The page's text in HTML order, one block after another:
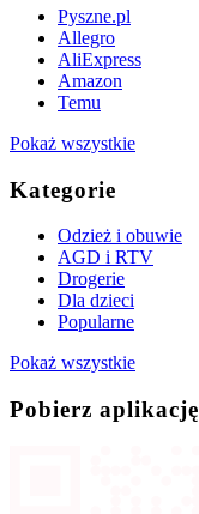
Pyszne.pl
Allegro
AliExpress
Amazon
Temu
Pokaż wszystkie
Kategorie
Odzież i obuwie
AGD i RTV
Drogerie
Dla dzieci
Popularne
Pokaż wszystkie
Pobierz aplikację